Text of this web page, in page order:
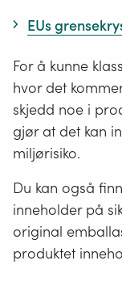
EUs
For å kunne
hvor det
skjedd noe i
gjør at det kan
miljørisiko.
Du kan også
inneholder på
original
produktet